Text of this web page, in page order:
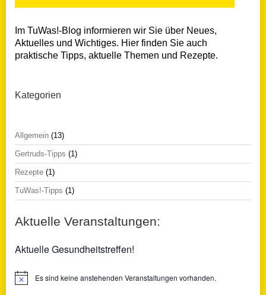
Im TuWas!-Blog informieren wir Sie über Neues,
Aktuelles und Wichtiges. Hier finden Sie auch
praktische Tipps, aktuelle Themen und Rezepte.
Kategorien
Allgemein (13)
Gertruds-Tipps (1)
Rezepte (1)
TuWas!-Tipps (1)
Aktuelle Veranstaltungen:
Aktuelle Gesundheitstreffen!
HinweisEs sind keine anstehenden Veranstaltungen vorhanden.